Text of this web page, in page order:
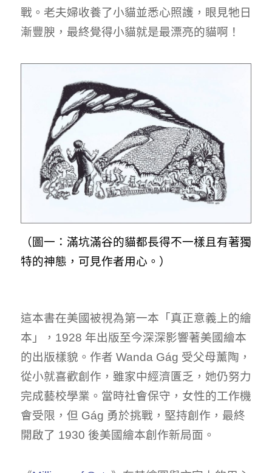
戰。老夫婦收養了小貓並悉心照護，眼見牠日
漸豐腴，最終覺得小貓就是最漂亮的貓啊！
（圖一：滿坑滿谷的貓都長得不一樣且有著獨
特的神態，可見作者用心。）
這本書在美國被視為第一本「真正意義上的繪
本」，1928 年出版至今深深影響著美國繪本
的出版樣貌。作者 Wanda Gág 受父母薰陶，
從小就喜歡創作，雖家中經濟匱乏，她仍努力
完成藝校學業。當時社會保守，女性的工作機
會受限，但 Gág 勇於挑戰，堅持創作，最終
開啟了 1930 後美國繪本創作新局面。